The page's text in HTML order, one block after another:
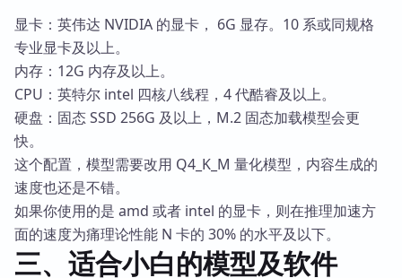
显卡：英伟达 NVIDIA 的显卡， 6G 显存。10 系或同规格
专业显卡及以上。
内存：12G 内存及以上。
CPU：英特尔 intel 四核八线程，4 代酷睿及以上。
硬盘：固态 SSD 256G 及以上，M.2 固态加载模型会更
快。
这个配置，模型需要改用 Q4_K_M 量化模型，内容生成的
速度也还是不错。
如果你使用的是 amd 或者 intel 的显卡，则在推理加速方
面的速度为痛理论性能 N 卡的 30% 的水平及以下。
三、适合小白的模型及软件